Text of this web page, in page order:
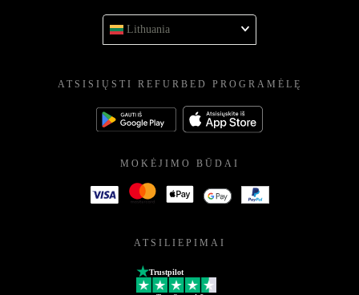
Lithuania
ATSISIŲSTI REFURBED PROGRAMĖLĘ
MOKĖJIMO BŪDAI
ATSILIEPIMAI
Trustpilot